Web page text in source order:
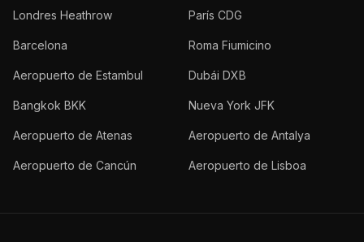
Londres Heathrow París CDG
Barcelona Roma Fiumicino
Aeropuerto de Estambul Dubái DXB
Bangkok BKK Nueva York JFK
Aeropuerto de Atenas Aeropuerto de Antalya
Aeropuerto de Cancún Aeropuerto de Lisboa